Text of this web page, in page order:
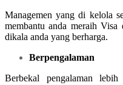
Managemen yang di kelola
membantu anda meraih Visa
dikala anda yang berharga.
Berpengalaman
Berbekal pengalaman